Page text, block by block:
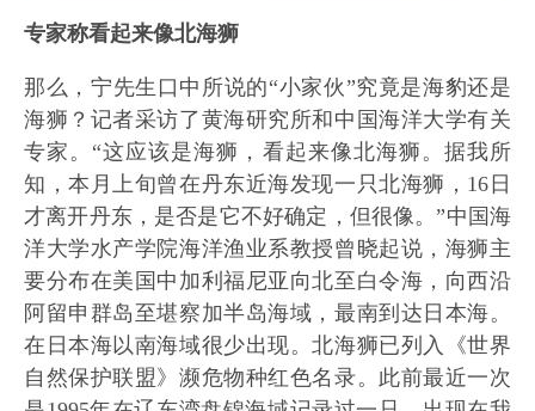
专家称看起来像北海狮
那么，宁先生口中所说的“小家伙”究竟是海豹还是
海狮？记者采访了黄海研究所和中国海洋大学有关
专家。“这应该是海狮，看起来像北海狮。据我所
知，本月上旬曾在丹东近海发现一只北海狮，16日
才离开丹东，是否是它不好确定，但很像。”中国海
洋大学水产学院海洋渔业系教授曾晓起说，海狮主
要分布在美国中加利福尼亚向北至白令海，向西沿
阿留申群岛至堪察加半岛海域，最南到达日本海。
在日本海以南海域很少出现。北海狮已列入《世界
自然保护联盟》濒危物种红色名录。此前最近一次